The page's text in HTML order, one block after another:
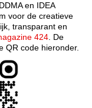
en IDEA
voor de creatieve
transparant en
424. De
QR code hieronder.